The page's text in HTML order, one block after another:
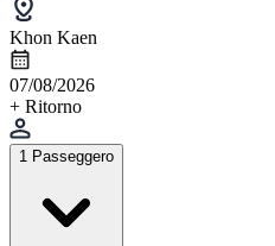
Khon Kaen
07/08/2026
+ Ritorno
1 Passeggero